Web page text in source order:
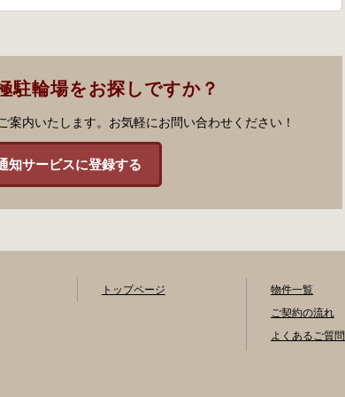
駐輪場をお探しですか？
内いたします。お気軽にお問い合わせください！
知サービスに登録する
トップページ
物件一覧
ご契約の流れ
よくあるご質問